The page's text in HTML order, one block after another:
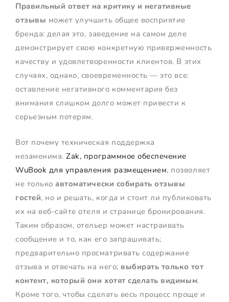
Правильный ответ на критику и негативные
отзывы может улучшить общее восприятие
бренда: делая это, заведение на самом деле
демонстрирует свою конкретную приверженность
качеству и удовлетворенности клиентов. В этих
случаях, однако, своевременность — это все:
оставление негативного комментария без
внимания слишком долго может привести к
серьезным потерям.
Вот почему техническая поддержка
незаменима.Zak, программное обеспечение
WuBook для управления размещением, позволяет
не толькоавтоматически собирать отзывы
гостей, но и решать, когда и стоит ли публиковать
их на веб-сайте отеля и странице бронирования.
Таким образом, отельер может настраивать
сообщение и то, как его запрашивать;
предварительно просматривать содержание
отзыва и отвечать на него; выбирать только тот
контент, который они хотят сделать видимым.
Кроме того, чтобы сделать весь процесс проще и